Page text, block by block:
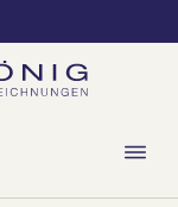
Warenkorb